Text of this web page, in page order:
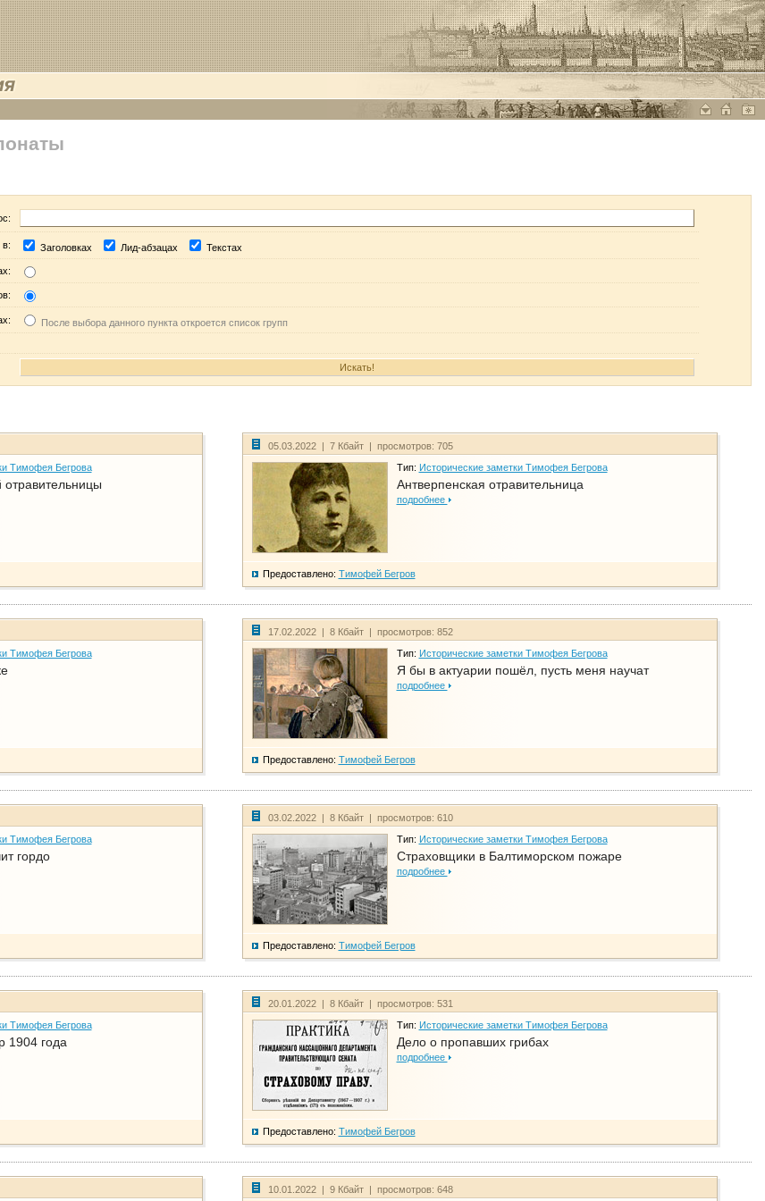
в: Заголовках Лид-абзацах Текстах
После выбора данного пункта откроется список групп
Тимофея Бегрова
отравительницы
05.03.2022 | 7 Кбайт | просмотров: 705
Тип: Исторические заметки Тимофея Бегрова
Антверпенская отравительница
подробнее
Предоставлено: Тимофей Бегров
Тимофея Бегрова
17.02.2022 | 8 Кбайт | просмотров: 852
Тип: Исторические заметки Тимофея Бегрова
Я бы в актуарии пошёл, пусть меня научат
подробнее
Предоставлено: Тимофей Бегров
Тимофея Бегрова
гордо
03.02.2022 | 8 Кбайт | просмотров: 610
Тип: Исторические заметки Тимофея Бегрова
Страховщики в Балтиморском пожаре
подробнее
Предоставлено: Тимофей Бегров
Тимофея Бегрова
1904 года
20.01.2022 | 8 Кбайт | просмотров: 531
Тип: Исторические заметки Тимофея Бегрова
Дело о пропавших грибах
подробнее
Предоставлено: Тимофей Бегров
10.01.2022 | 9 Кбайт | просмотров: 648